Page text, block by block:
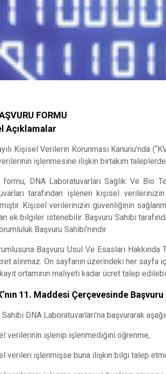
FORMU
Açıklamalar
Kişisel Verilerin Korunması Kanunu’nda
işlenmesine ilişkin birtakım taleplerde
formu, DNA Laboratuvarları Sağlık Ve Bio
tarafından işlenen kişisel
Kişisel verilerinizin güvenliğinin
ek bilgiler istenebilir. Başvuru Sahibi
Başvuru Sahibi’nindir.
Başvuru Usul Ve Esasları
alınmaz. On sayfanın üzerindeki her sayfa
ortamının maliyeti kadar ücret talep
11. Maddesi Çerçevesinde Başvuru
Sahibi DNA Laboratuvarları’na başvurarak
verilerinin işlenip işlenmediğini öğrenme,
verileri işlenmişse buna ilişkin bilgi talep